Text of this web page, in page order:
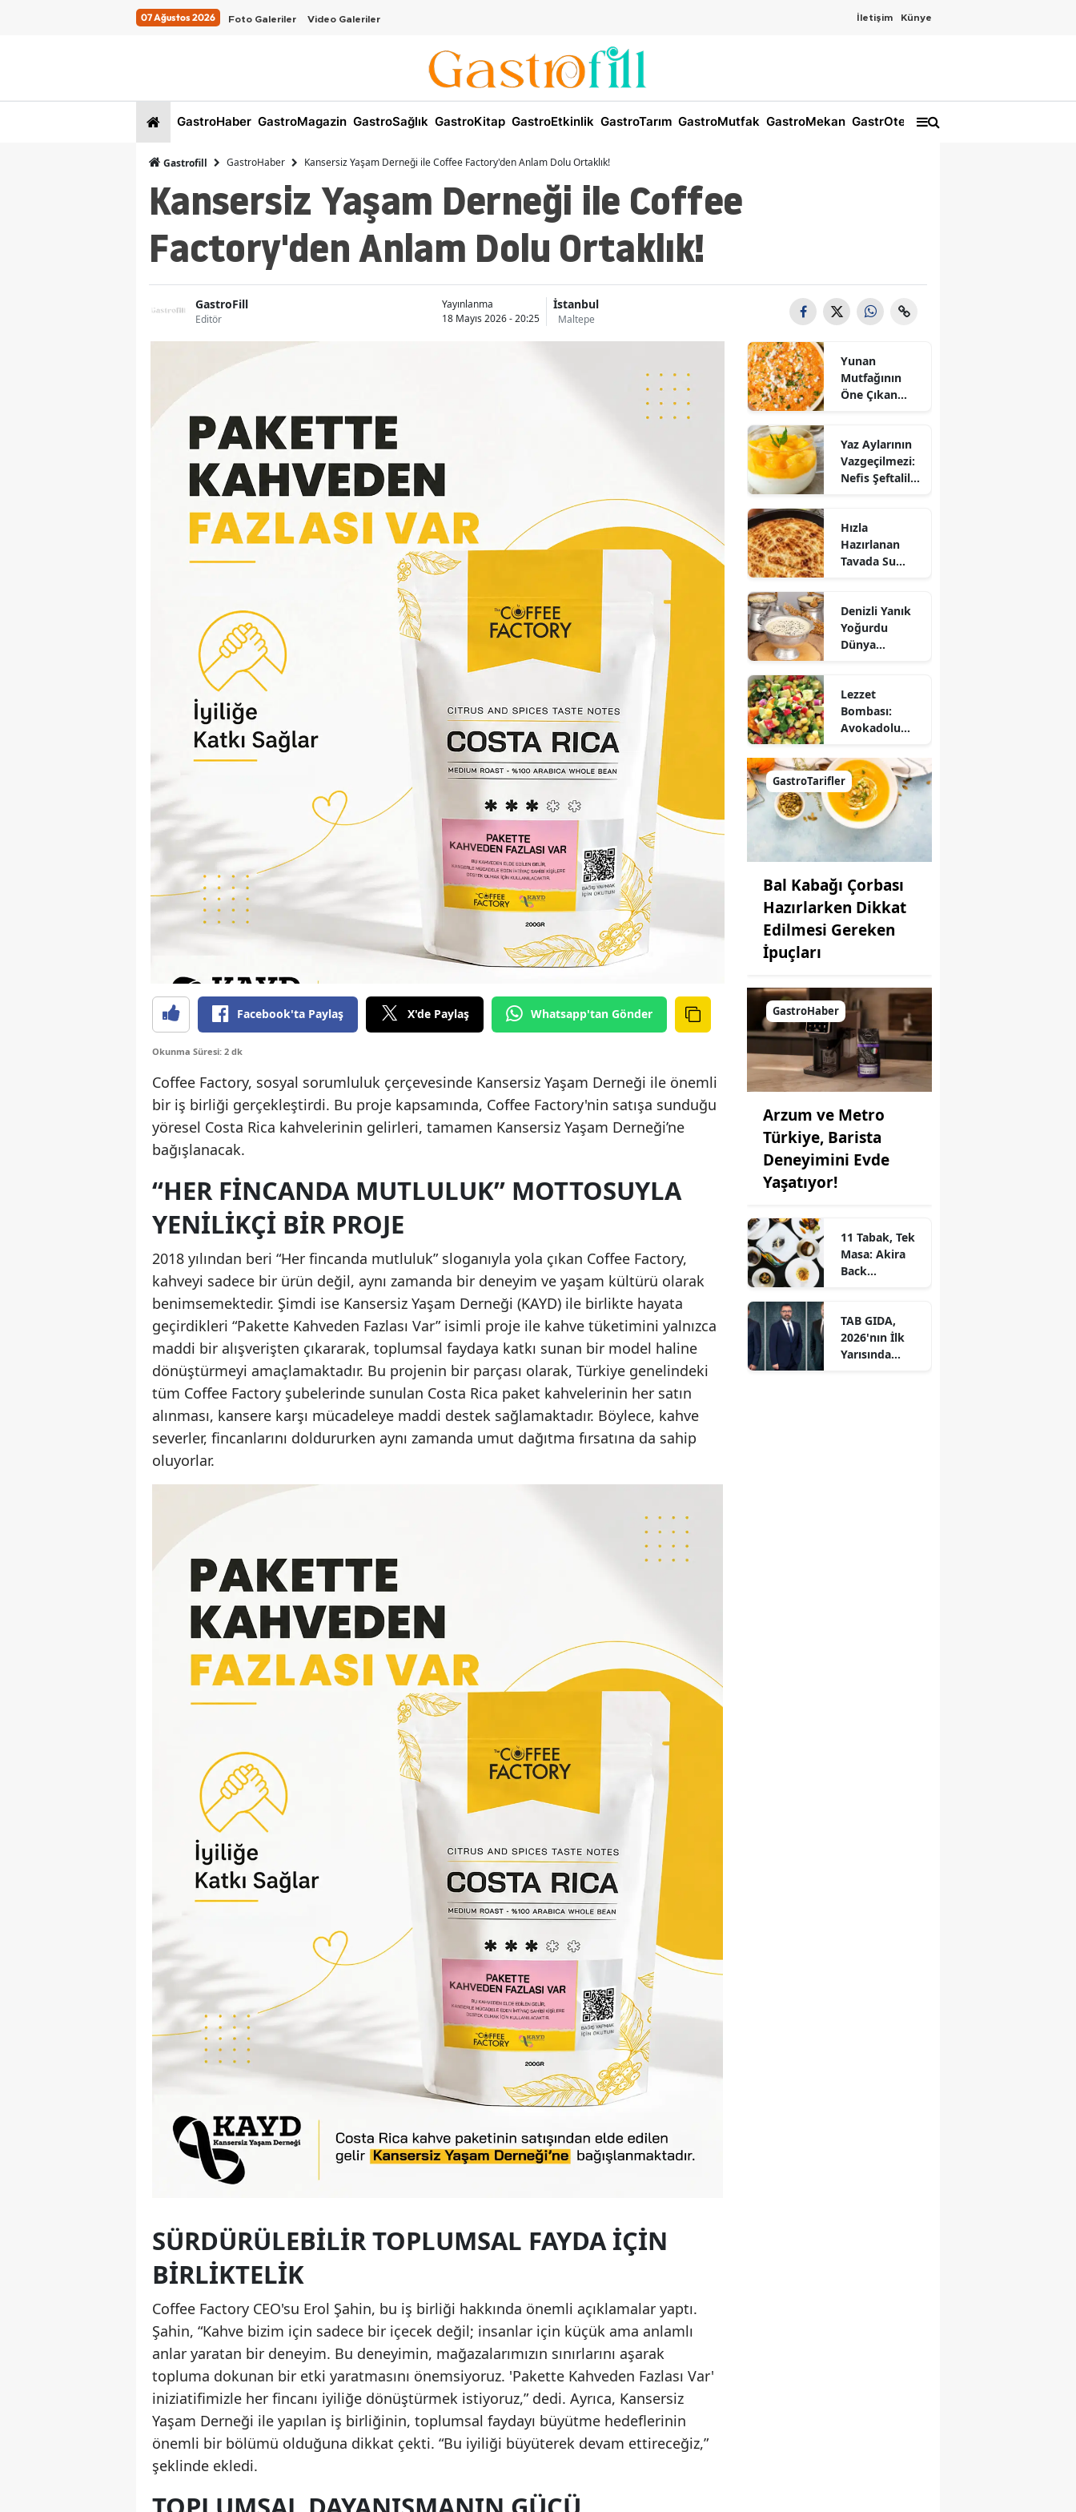
07 Ağustos 2026 Foto Galeriler Video Galeriler İletişim Künye
GastroHaber GastroMagazin GastroSağlık GastroKitap GastroEtkinlik GastroTarım GastroMutfak GastroMekan GastrOtel
Gastrofill GastroHaber Kansersiz Yaşam Derneği ile Coffee Factory'den Anlam Dolu Ortaklık!
Kansersiz Yaşam Derneği ile Coffee
Factory'den Anlam Dolu Ortaklık!
GastroFill
Editör
Yayınlanma
18 Mayıs 2026 - 20:25
İstanbul
Maltepe
Facebook'ta Paylaş X'de Paylaş Whatsapp'tan Gönder
Okunma Süresi: 2 dk
Coffee Factory, sosyal sorumluluk çerçevesinde Kansersiz Yaşam Derneği ile önemli
bir iş birliği gerçekleştirdi. Bu proje kapsamında, Coffee Factory'nin satışa sunduğu
yöresel Costa Rica kahvelerinin gelirleri, tamamen Kansersiz Yaşam Derneği’ne
bağışlanacak.
“HER FINCANDA MUTLULUK” MOTTOSUYLA
YENILIKÇI BIR PROJE
2018 yılından beri “Her fincanda mutluluk” sloganıyla yola çıkan Coffee Factory,
kahveyi sadece bir ürün değil, aynı zamanda bir deneyim ve yaşam kültürü olarak
benimsemektedir. Şimdi ise Kansersiz Yaşam Derneği (KAYD) ile birlikte hayata
geçirdikleri “Pakette Kahveden Fazlası Var” isimli proje ile kahve tüketimini yalnızca
maddi bir alışverişten çıkararak, toplumsal faydaya katkı sunan bir model haline
dönüştürmeyi amaçlamaktadır. Bu projenin bir parçası olarak, Türkiye genelindeki
tüm Coffee Factory şubelerinde sunulan Costa Rica paket kahvelerinin her satın
alınması, kansere karşı mücadeleye maddi destek sağlamaktadır. Böylece, kahve
severler, fincanlarını doldururken aynı zamanda umut dağıtma fırsatına da sahip
oluyorlar.
SÜRDÜRÜLEBILIR TOPLUMSAL FAYDA İÇIN
BIRLIKTELIK
Coffee Factory CEO'su Erol Şahin, bu iş birliği hakkında önemli açıklamalar yaptı.
Şahin, “Kahve bizim için sadece bir içecek değil; insanlar için küçük ama anlamlı
anlar yaratan bir deneyim. Bu deneyimin, mağazalarımızın sınırlarını aşarak
topluma dokunan bir etki yaratmasını önemsiyoruz. 'Pakette Kahveden Fazlası Var'
iniziatifimizle her fincanı iyiliğe dönüştürmek istiyoruz,” dedi. Ayrıca, Kansersiz
Yaşam Derneği ile yapılan iş birliğinin, toplumsal faydayı büyütme hedeflerinin
önemli bir bölümü olduğuna dikkat çekti. “Bu iyiliği büyüterek devam ettireceğiz,”
şeklinde ekledi.
Yunan
Mutfağının
Öne Çıkan
Nasıl Yapılır?
Yaz Aylarının
Vazgeçilmezi:
Nefis Şeftalili
Hızla
Hazırlanan
Tavada Su
Sofralarınıza
Lezzet Katın!
Denizli Yanık
Yoğurdu
Dünya
Lezzet
Bombası:
Avokadolu
Nasıl Yapılır?
GastroTarifler
Bal Kabağı Çorbası
Hazırlarken Dikkat
Edilmesi Gereken
İpuçları
GastroHaber
Arzum ve Metro
Türkiye, Barista
Deneyimini Evde
Yaşatıyor!
11 Tabak, Tek
Masa: Akira
Back
Chef’s Table
TAB GIDA,
2026'nın İlk
Yarısında